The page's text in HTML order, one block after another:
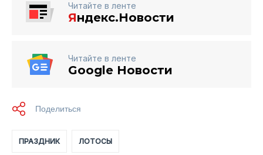
Читайте в ленте
Яндекс.Новости
Читайте в ленте
Google Новости
ПРАЗДНИК ЛОТОСЫ